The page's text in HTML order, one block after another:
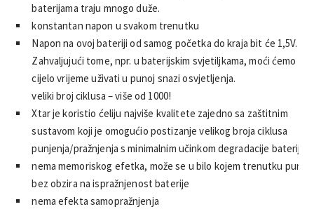
baterijama traju mnogo duže.
konstantan napon u svakom trenutku
Napon na ovoj bateriji od samog početka do kraja bit će 1,5V.
Zahvaljujući tome, npr. u baterijskim svjetiljkama, moći ćemo
cijelo vrijeme uživati ​​u punoj snazi ​​osvjetljenja.
veliki broj ciklusa – više od 1000!
Xtar je koristio ćeliju najviše kvalitete zajedno sa zaštitnim
sustavom koji je omogućio postizanje velikog broja ciklusa
punjenja/pražnjenja s minimalnim učinkom degradacije baterije.
nema memoriskog efetka, može se u bilo kojem trenutku puniti
bez obzira na ispražnjenost baterije
nema efekta samopražnjenja